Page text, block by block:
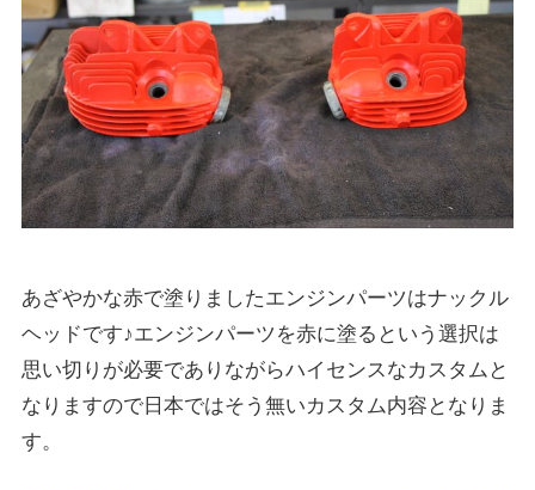
あざやかな赤で塗りましたエンジンパーツはナックル
ヘッドです♪エンジンパーツを赤に塗るという選択は
思い切りが必要でありながらハイセンスなカスタムと
なりますので日本ではそう無いカスタム内容となりま
す。